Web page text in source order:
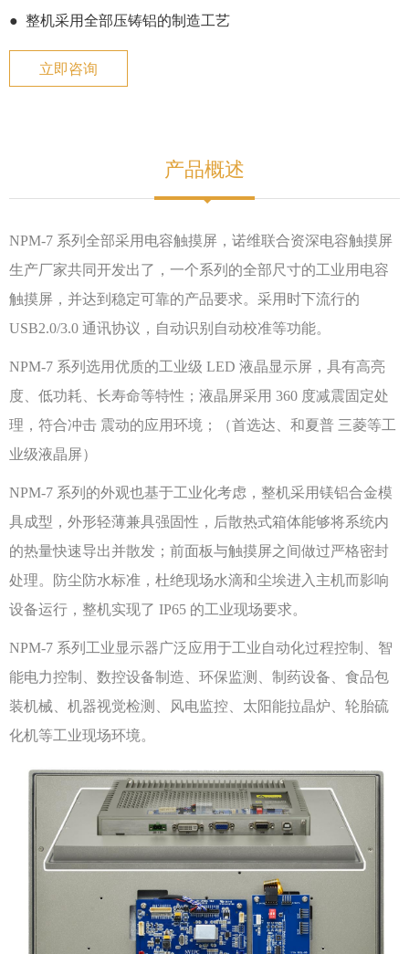
● 整机采用全部压铸铝的制造工艺
立即咨询
产品概述
NPM-7 系列全部采用电容触摸屏，诺维联合资深电容触摸屏
生产厂家共同开发出了，一个系列的全部尺寸的工业用电容
触摸屏，并达到稳定可靠的产品要求。采用时下流行的
USB2.0/3.0 通讯协议，自动识别自动校准等功能。
NPM-7 系列选用优质的工业级 LED 液晶显示屏，具有高亮
度、低功耗、长寿命等特性；液晶屏采用 360 度减震固定处
理，符合冲击 震动的应用环境；（首选达、和夏普 三菱等工
业级液晶屏）
NPM-7 系列的外观也基于工业化考虑，整机采用镁铝合金模
具成型，外形轻薄兼具强固性，后散热式箱体能够将系统内
的热量快速导出并散发；前面板与触摸屏之间做过严格密封
处理。防尘防水标准，杜绝现场水滴和尘埃进入主机而影响
设备运行，整机实现了 IP65 的工业现场要求。
NPM-7 系列工业显示器广泛应用于工业自动化过程控制、智
能电力控制、数控设备制造、环保监测、制药设备、食品包
装机械、机器视觉检测、风电监控、太阳能拉晶炉、轮胎硫
化机等工业现场环境。